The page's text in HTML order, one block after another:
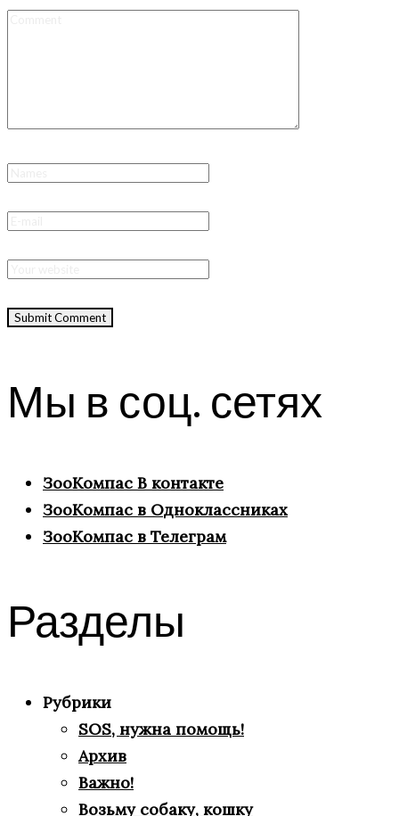
Мы в соц. сетях
ЗооКомпас В контакте
ЗооКомпас в Одноклассниках
ЗооКомпас в Телеграм
Разделы
Рубрики
SOS, нужна помощь!
Архив
Важно!
Возьму собаку, кошку